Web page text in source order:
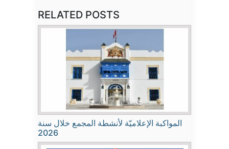
RELATED POSTS
المواكبة الإعلاميّة لأنشطة المجمع خلال سنة
2026